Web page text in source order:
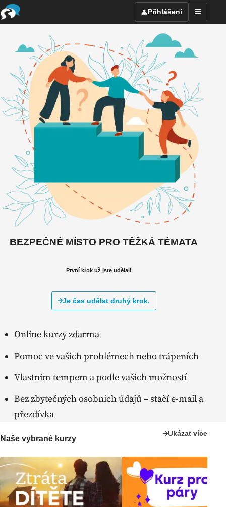
Přihlášení
BEZPEČNÉ MÍSTO PRO TĚŽKÁ TÉMATA
První krok už jste udělali
Je čas udělat druhý krok.
Online kurzy zdarma
Pomoc ve vašich problémech nebo trápeních
Vlastním tempem a podle vašich možností
Bez zbytečných osobních údajů – stačí e-mail a
přezdívka
Naše vybrané kurzy
Ukázat více